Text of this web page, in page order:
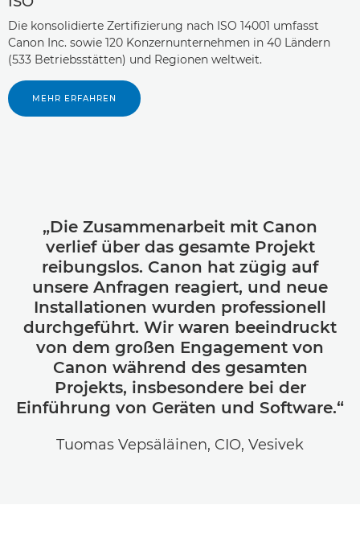
Die konsolidierte Zertifizierung nach ISO 14001 umfasst
Canon Inc. sowie 120 Konzernunternehmen in 40 Ländern
(533 Betriebsstätten) und Regionen weltweit.
MEHR ERFAHREN
„Die Zusammenarbeit mit Canon
verlief über das gesamte Projekt
reibungslos. Canon hat zügig auf
unsere Anfragen reagiert, und neue
Installationen wurden professionell
durchgeführt. Wir waren beeindruckt
von dem großen Engagement von
Canon während des gesamten
Projekts, insbesondere bei der
Einführung von Geräten und Software.“
Tuomas Vepsäläinen, CIO, Vesivek